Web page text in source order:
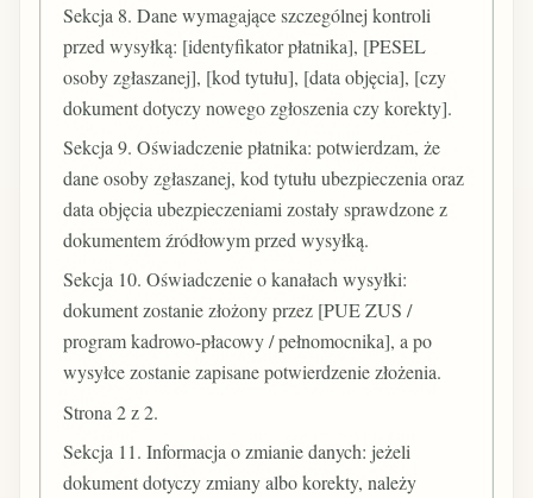
Sekcja 8. Dane wymagające szczególnej kontroli
przed wysyłką: [identyfikator płatnika], [PESEL
osoby zgłaszanej], [kod tytułu], [data objęcia], [czy
dokument dotyczy nowego zgłoszenia czy korekty].
Sekcja 9. Oświadczenie płatnika: potwierdzam, że
dane osoby zgłaszanej, kod tytułu ubezpieczenia oraz
data objęcia ubezpieczeniami zostały sprawdzone z
dokumentem źródłowym przed wysyłką.
Sekcja 10. Oświadczenie o kanałach wysyłki:
dokument zostanie złożony przez [PUE ZUS /
program kadrowo-płacowy / pełnomocnika], a po
wysyłce zostanie zapisane potwierdzenie złożenia.
Strona 2 z 2.
Sekcja 11. Informacja o zmianie danych: jeżeli
dokument dotyczy zmiany albo korekty, należy